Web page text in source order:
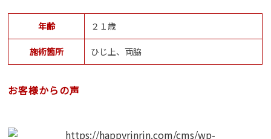
年齢 ２１歳
施術箇所 ひじ上、両脇
お客様からの声